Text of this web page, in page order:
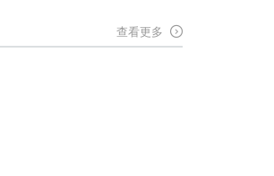
查看更多